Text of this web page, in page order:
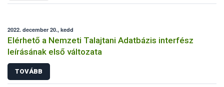
2022. december 20., kedd
Elérhető a Nemzeti Talajtani Adatbázis interfész
leírásának első változata
TOVÁBB